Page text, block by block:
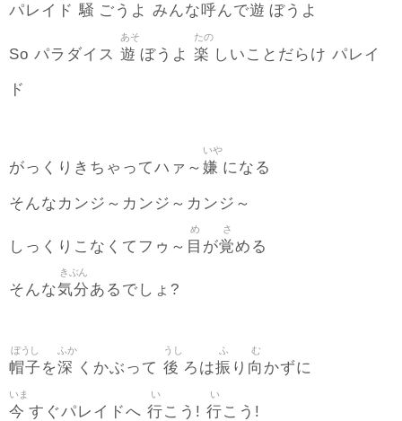
パレイド騒 ごうよ みんな呼んで遊 ぼうよ
So パラダイス 遊
あそ
ぼうよ 楽
たの
しいことだらけ パレイ
ド
がっくりきちゃってハァ～ 嫌
いや
になる
そんなカンジ～カンジ～カンジ～
しっくりこなくてフゥ～ 目
め
が覚
さ
める
そんな気分
きぶん
あるでしょ?
帽子
ぼうし
を深
ふか
くかぶって 後
うし
ろは振
ふ
り 向
む
かずに
今
いま
すぐパレイドへ 行
い
こう! 行
い
こう!